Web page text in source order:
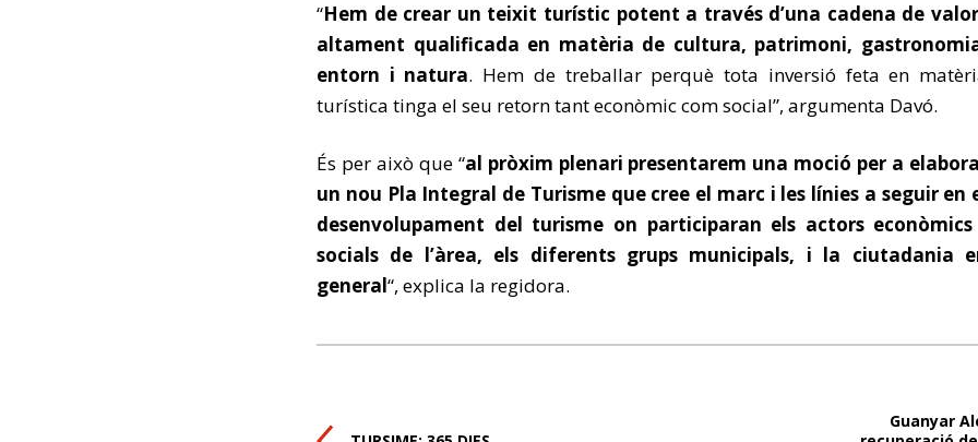
“Hem de crear un teixit turístic potent a través d’una cadena de
altament qualificada en matèria de cultura, patrimoni,
entorn i natura. Hem de treballar perquè tota inversió feta en
turística tinga el seu retorn tant econòmic com social”, argumenta Davó.
És per això que “al pròxim plenari presentarem una moció per a
un nou Pla Integral de Turisme que cree el marc i les línies a seguir en
desenvolupament del turisme on participaran els actors
socials de l’àrea, els diferents grups municipals, i la ciutadania
general“, explica la regidora.
Guanyar